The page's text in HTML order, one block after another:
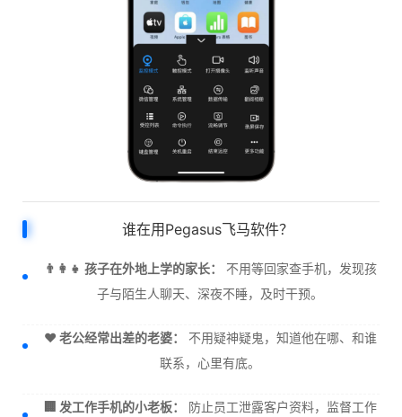
谁在用Pegasus飞马软件？
👨‍👩‍👧 孩子在外地上学的家长：
不用等回家查手机，发现孩
子与陌生人聊天、深夜不睡，及时干预。
❤️ 老公经常出差的老婆：
不用疑神疑鬼，知道他在哪、和谁
联系，心里有底。
🏢 发工作手机的小老板：
防止员工泄露客户资料，监督工作